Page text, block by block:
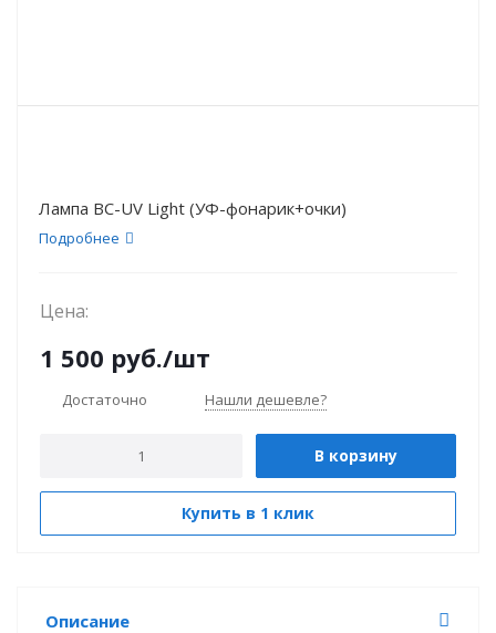
Лампа ВС-UV Light (УФ-фонарик+очки)
Подробнее
Цена:
1 500 руб./шт
Достаточно Нашли дешевле?
В корзину
Купить в 1 клик
Описание